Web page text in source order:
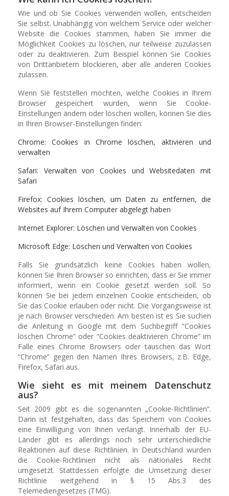
Wie und ob Sie Cookies verwenden wollen, entscheiden
Sie selbst. Unabhängig von welchem Service oder welcher
Website die Cookies stammen, haben Sie immer die
Möglichkeit Cookies zu löschen, nur teilweise zuzulassen
oder zu deaktivieren. Zum Beispiel können Sie Cookies
von Drittanbietern blockieren, aber alle anderen Cookies
zulassen.
Wenn Sie feststellen möchten, welche Cookies in Ihrem
Browser gespeichert wurden, wenn Sie Cookie-
Einstellungen ändern oder löschen wollen, können Sie dies
in Ihren Browser-Einstellungen finden:
Chrome: Cookies in Chrome löschen, aktivieren und
verwalten
Safari: Verwalten von Cookies und Websitedaten mit
Safari
Firefox: Cookies löschen, um Daten zu entfernen, die
Websites auf Ihrem Computer abgelegt haben
Internet Explorer: Löschen und Verwalten von Cookies
Microsoft Edge: Löschen und Verwalten von Cookies
Falls Sie grundsätzlich keine Cookies haben wollen,
können Sie Ihren Browser so einrichten, dass er Sie immer
informiert, wenn ein Cookie gesetzt werden soll. So
können Sie bei jedem einzelnen Cookie entscheiden, ob
Sie das Cookie erlauben oder nicht. Die Vorgangsweise ist
je nach Browser verschieden. Am besten ist es Sie suchen
die Anleitung in Google mit dem Suchbegriff “Cookies
löschen Chrome” oder “Cookies deaktivieren Chrome” im
Falle eines Chrome Browsers oder tauschen das Wort
“Chrome” gegen den Namen Ihres Browsers, z.B. Edge,
Firefox, Safari aus.
Wie sieht es mit meinem Datenschutz
aus?
Seit 2009 gibt es die sogenannten „Cookie-Richtlinien“.
Darin ist festgehalten, dass das Speichern von Cookies
eine Einwilligung von Ihnen verlangt. Innerhalb der EU-
Länder gibt es allerdings noch sehr unterschiedliche
Reaktionen auf diese Richtlinien. In Deutschland wurden
die Cookie-Richtlinien nicht als nationales Recht
umgesetzt. Stattdessen erfolgte die Umsetzung dieser
Richtlinie weitgehend in § 15 Abs.3 des
Telemediengesetzes (TMG).